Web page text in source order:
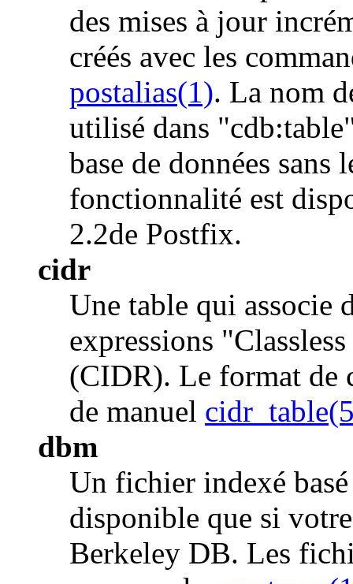
des mises à jour
créés avec les
postalias(1). La nom
utilisé dans
base de données
fonctionnalité est
2.2de Postfix.
cidr
Une table qui associe
expressions
(CIDR). Le format de
de manuel
dbm
Un fichier indexé basé
disponible que si
Berkeley DB. Les